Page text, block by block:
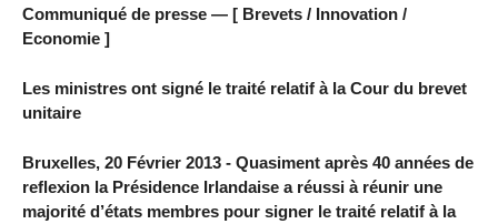
Communiqué de presse — [ Brevets / Innovation /
Economie ]
Les ministres ont signé le traité relatif à la Cour du brevet
unitaire
Bruxelles, 20 Février 2013 - Quasiment après 40 années de
reflexion la Présidence Irlandaise a réussi à réunir une
majorité d’états membres pour signer le traité relatif à la